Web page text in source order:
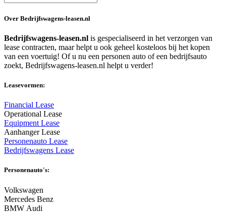
Over Bedrijfswagens-leasen.nl
Bedrijfswagens-leasen.nl is gespecialiseerd in het verzorgen van
lease contracten, maar helpt u ook geheel kosteloos bij het kopen
van een voertuig! Of u nu een personen auto of een bedrijfsauto
zoekt, Bedrijfswagens-leasen.nl helpt u verder!
Leasevormen:
Financial Lease
Operational Lease
Equipment Lease
Aanhanger Lease
Personenauto Lease
Bedrijfswagens Lease
Personenauto's:
Volkswagen
Mercedes Benz
BMW Audi